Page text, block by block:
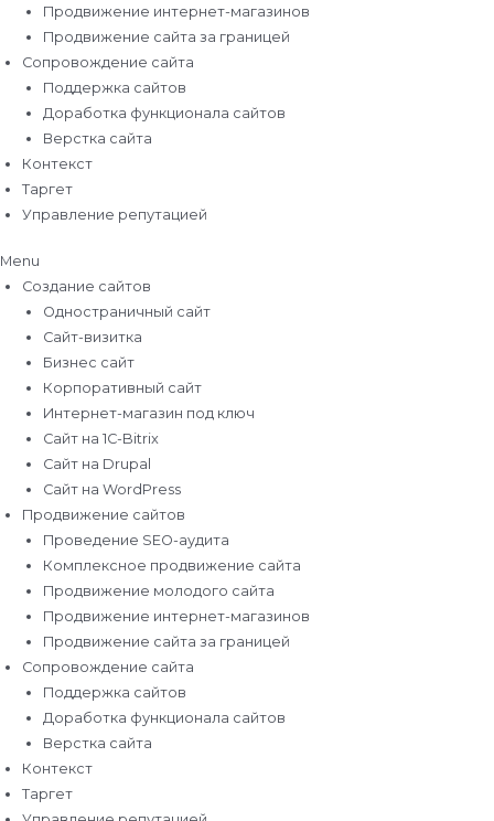
Продвижение интернет-магазинов
Продвижение сайта за границей
Сопровождение сайта
Поддержка сайтов
Доработка функционала сайтов
Верстка сайта
Контекст
Таргет
Управление репутацией
Menu
Создание сайтов
Одностраничный сайт
Сайт-визитка
Бизнес сайт
Корпоративный сайт
Интернет-магазин под ключ
Сайт на 1C-Bitrix
Сайт на Drupal
Сайт на WordPress
Продвижение сайтов
Проведение SEO-аудита
Комплексное продвижение сайта
Продвижение молодого сайта
Продвижение интернет-магазинов
Продвижение сайта за границей
Сопровождение сайта
Поддержка сайтов
Доработка функционала сайтов
Верстка сайта
Контекст
Таргет